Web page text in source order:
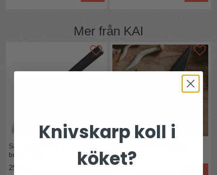
Mer från KAI
Santokukniv KAI Shun Classic
bred 19 cm
2949 kr
Petty 9 cm
1295 kr
Knivskarp koll i
köket?